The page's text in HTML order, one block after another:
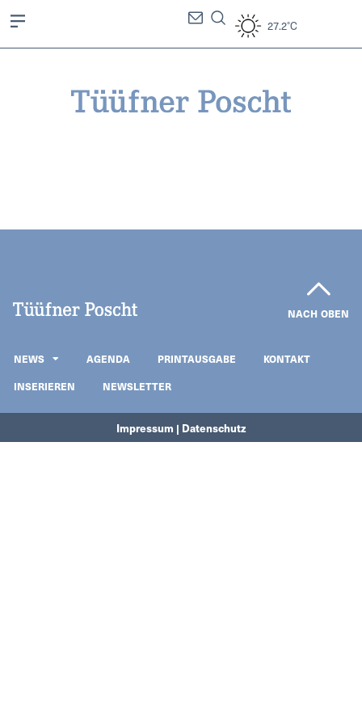
27.2°C
NACH OBEN
NEWS AGENDA PRINTAUSGABE
KONTAKT
INSERIEREN
NEWSLETTER
Impressum | Datenschutz